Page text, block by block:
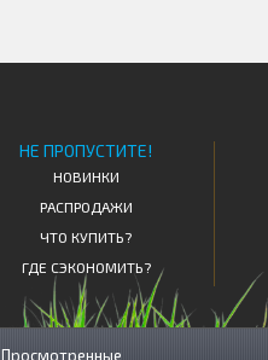
НЕ ПРОПУСТИТЕ!
НОВИНКИ
РАСПРОДАЖИ
ЧТО КУПИТЬ?
ГДЕ СЭКОНОМИТЬ?
Просмотренные